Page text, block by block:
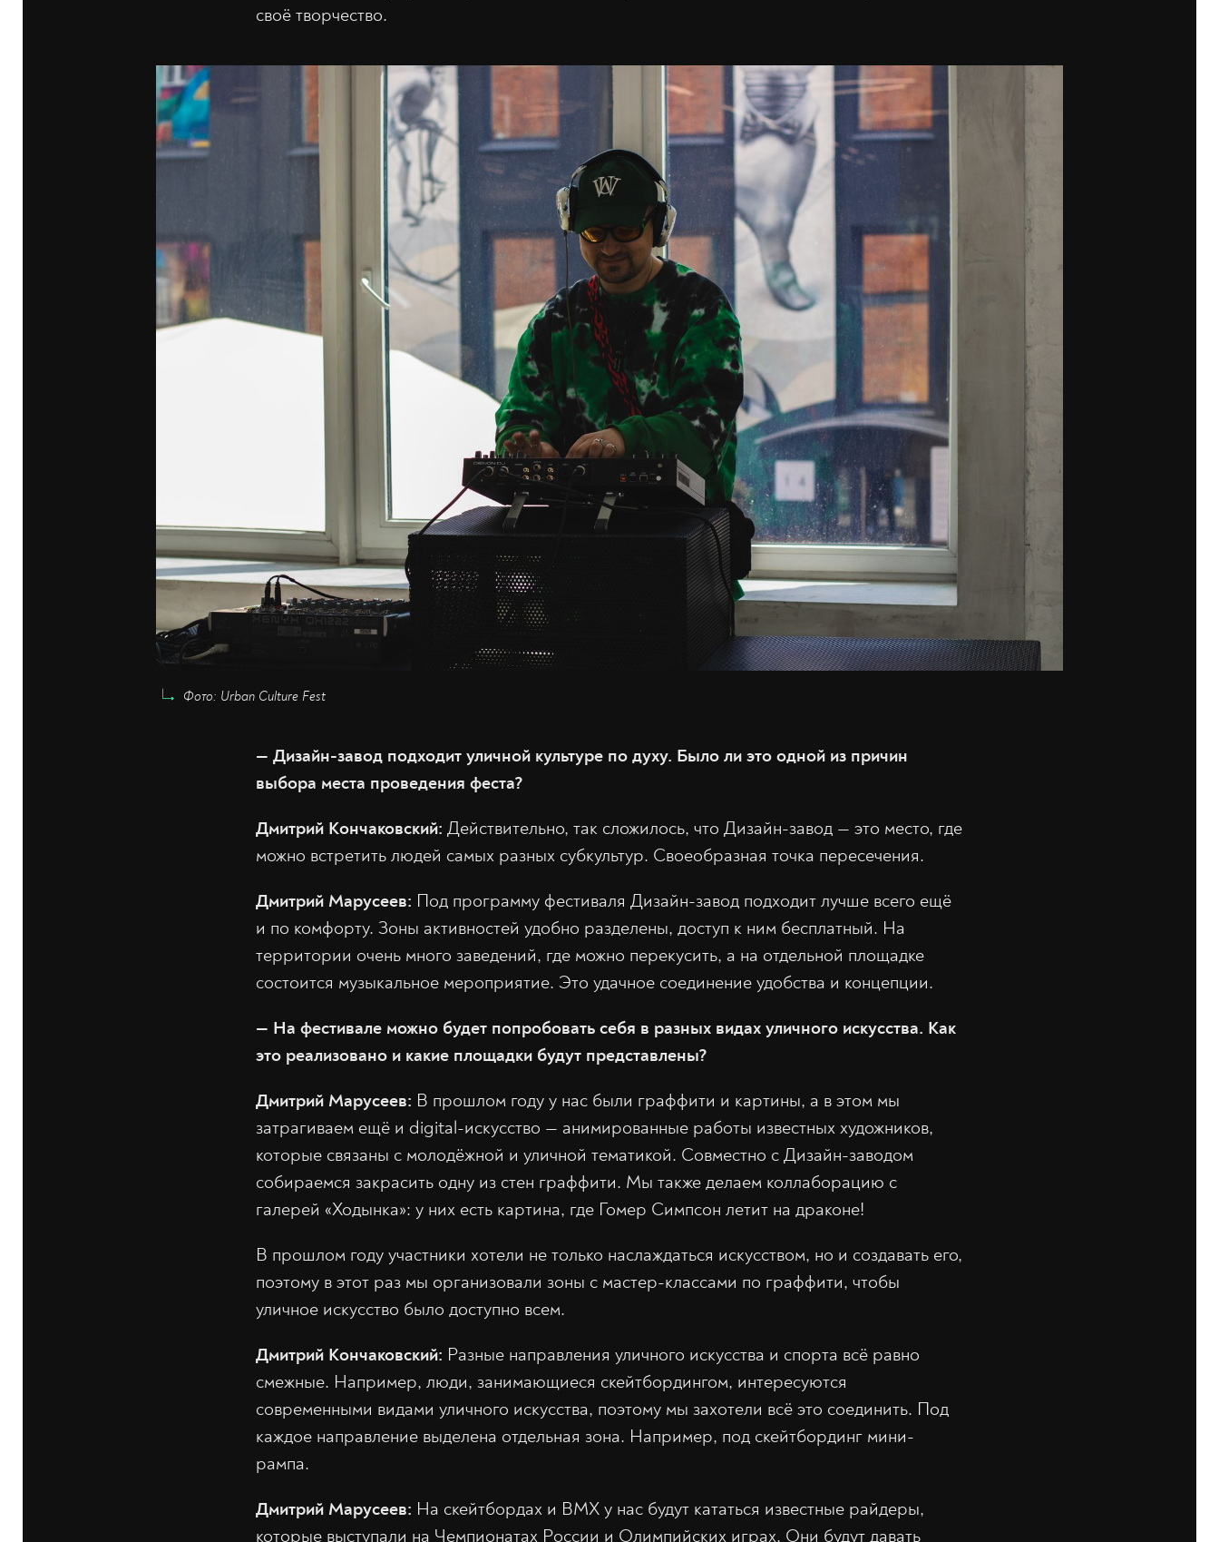
своё творчество.
Фото: Urban Culture Fest
— Дизайн-завод подходит уличной культуре по духу. Было ли это одной из причин
выбора места проведения феста?
Дмитрий Кончаковский: Действительно, так сложилось, что Дизайн-завод — это место, где
можно встретить людей самых разных субкультур. Своеобразная точка пересечения.
Дмитрий Марусеев: Под программу фестиваля Дизайн-завод подходит лучше всего ещё
и по комфорту. Зоны активностей удобно разделены, доступ к ним бесплатный. На
территории очень много заведений, где можно перекусить, а на отдельной площадке
состоится музыкальное мероприятие. Это удачное соединение удобства и концепции.
— На фестивале можно будет попробовать себя в разных видах уличного искусства. Как
это реализовано и какие площадки будут представлены?
Дмитрий Марусеев: В прошлом году у нас были граффити и картины, а в этом мы
затрагиваем ещё и digital-искусство — анимированные работы известных художников,
которые связаны с молодёжной и уличной тематикой. Совместно с Дизайн-заводом
собираемся закрасить одну из стен граффити. Мы также делаем коллаборацию с
галерей «Ходынка»: у них есть картина, где Гомер Симпсон летит на драконе!
В прошлом году участники хотели не только наслаждаться искусством, но и создавать его,
поэтому в этот раз мы организовали зоны с мастер-классами по граффити, чтобы
уличное искусство было доступно всем.
Дмитрий Кончаковский: Разные направления уличного искусства и спорта всё равно
смежные. Например, люди, занимающиеся скейтбордингом, интересуются
современными видами уличного искусства, поэтому мы захотели всё это соединить. Под
каждое направление выделена отдельная зона. Например, под скейтбординг мини-
рампа.
Дмитрий Марусеев: На скейтбордах и BMX у нас будут кататься известные райдеры,
которые выступали на Чемпионатах России и Олимпийских играх. Они будут давать